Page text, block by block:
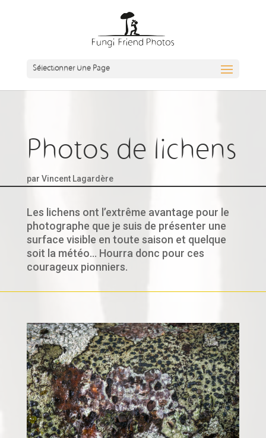
Sélectionner Une Page
Photos de lichens
par Vincent Lagardère
Les lichens ont l’extrême avantage pour le
photographe que je suis de présenter une
surface visible en toute saison et quelque
soit la météo… Hourra donc pour ces
courageux pionniers.